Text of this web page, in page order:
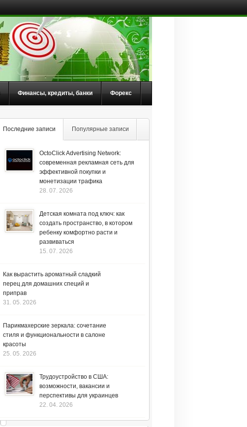
Финансы, кредиты, банки Форекс
Последние записи Популярные записи
OctoClick Advertising Network:
современная рекламная сеть для
эффективной покупки и
монетизации трафика
28. 07. 2026
Детская комната под ключ: как
создать пространство, в котором
ребенку комфортно расти и
развиваться
15. 07. 2026
Как вырастить ароматный сладкий
перец для домашних специй и
приправ
31. 05. 2026
Парикмахерские зеркала: сочетание
стиля и функциональности в салоне
красоты
25. 05. 2026
Трудоустройство в США:
возможности, вакансии и
перспективы для украинцев
22. 04. 2026